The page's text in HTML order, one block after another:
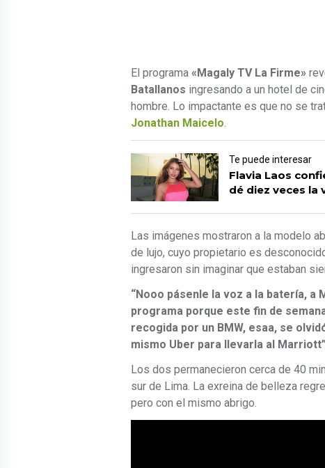
El programa «Magaly TV La Firme»
Batallanos ingresando a un hotel de
hombre. Lo impactante es que no se
Jonathan Maicelo.
Te puede interesar
Flavia Laos
dé diez veces la
Las imágenes mostraron a la modelo
de lujo, cuyo propietario es
ingresaron sin imaginar que estaban
“Nooo pásenle la voz a la batería, a
programa porque este fin de
recogida por un BMW, esaa, se
mismo Uber para llevarla al
Los dos permanecieron cerca de 40
sur de Lima. La exreina de belleza
pero con el mismo abrigo.